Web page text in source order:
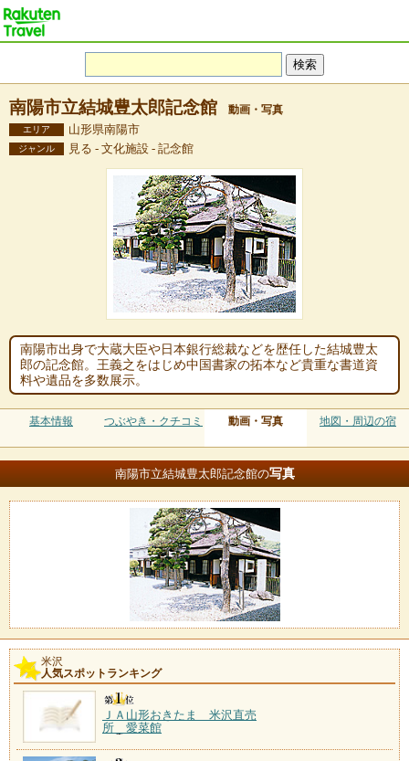
南陽市立結城豊太郎記念館 動画・写真
エリア 山形県南陽市
ジャンル 見る - 文化施設 - 記念館
南陽市出身で大蔵大臣や日本銀行総裁などを歴任した結城豊太
郎の記念館。王義之をはじめ中国書家の拓本など貴重な書道資
料や遺品を多数展示。
基本情報 つぶやき・クチコミ 動画・写真 地図・周辺の宿
南陽市立結城豊太郎記念館の写真
米沢
人気スポットランキング
ＪＡ山形おきたま 米沢直売
所 愛菜館